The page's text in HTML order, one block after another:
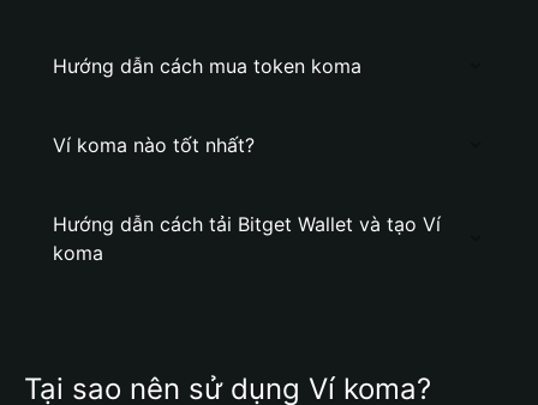
Hướng dẫn cách mua token koma
Ví koma nào tốt nhất?
Hướng dẫn cách tải Bitget Wallet và tạo Ví
koma
Tại sao nên sử dụng Ví koma?